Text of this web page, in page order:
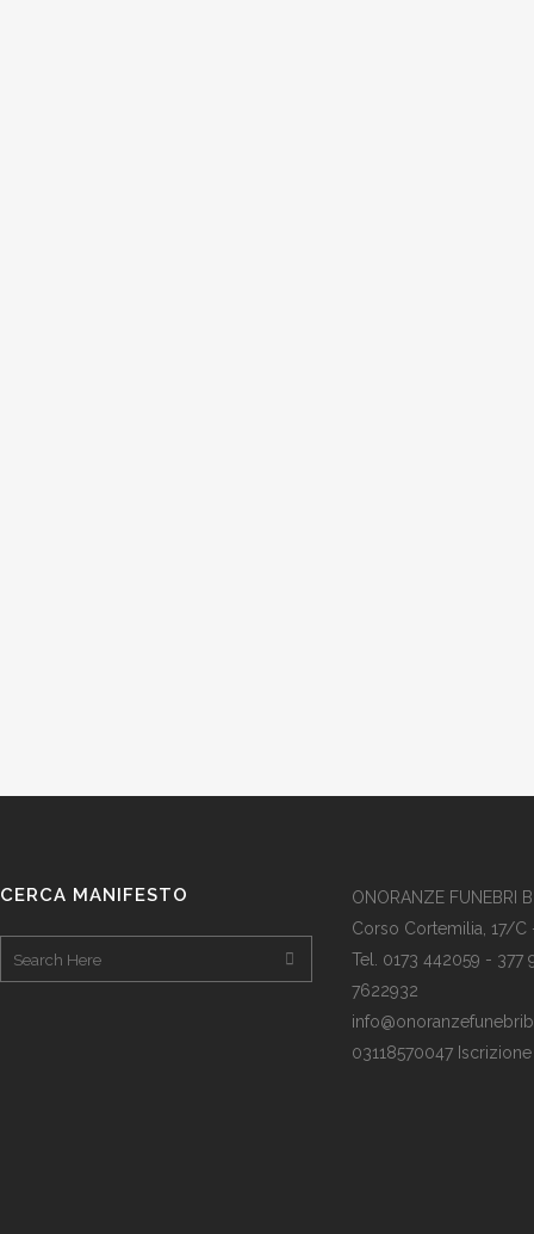
CERCA MANIFESTO
ONORANZE FUNEBRI
Corso Cortemilia, 17/C
Tel. 0173 442059 - 377
7622932
03118570047